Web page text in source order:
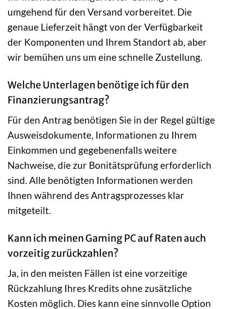
umgehend für den Versand vorbereitet. Die
genaue Lieferzeit hängt von der Verfügbarkeit
der Komponenten und Ihrem Standort ab, aber
wir bemühen uns um eine schnelle Zustellung.
Welche Unterlagen benötige ich für den
Finanzierungsantrag?
Für den Antrag benötigen Sie in der Regel gültige
Ausweisdokumente, Informationen zu Ihrem
Einkommen und gegebenenfalls weitere
Nachweise, die zur Bonitätsprüfung erforderlich
sind. Alle benötigten Informationen werden
Ihnen während des Antragsprozesses klar
mitgeteilt.
Kann ich meinen Gaming PC auf Raten auch
vorzeitig zurückzahlen?
Ja, in den meisten Fällen ist eine vorzeitige
Rückzahlung Ihres Kredits ohne zusätzliche
Kosten möglich. Dies kann eine sinnvolle Option